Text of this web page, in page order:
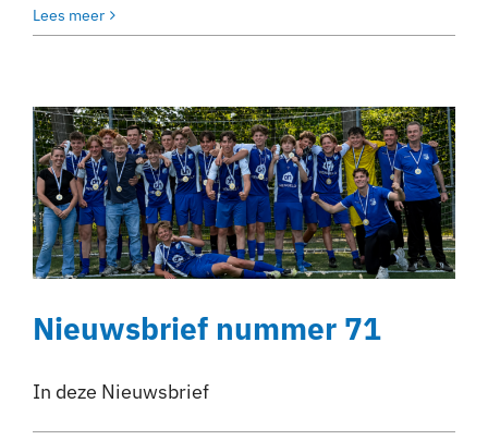
Lees meer
Nieuwsbrief nummer 71
In deze Nieuwsbrief